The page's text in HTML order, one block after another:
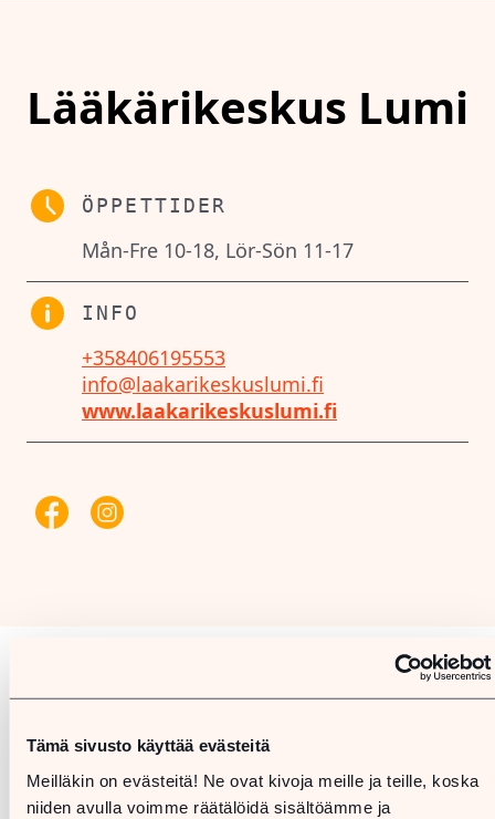
Tämä sivusto käyttää evästeitä
Meilläkin on evästeitä! Ne ovat kivoja meille ja teille, koska
niiden avulla voimme räätälöidä sisältöämme ja
Lääkärikeskus Lumi
ÖPPETTIDER
Mån-Fre 10-18, Lör-Sön 11-17
INFO
+358406195553
info@laakarikeskuslumi.fi
www.laakarikeskuslumi.fi
Karta